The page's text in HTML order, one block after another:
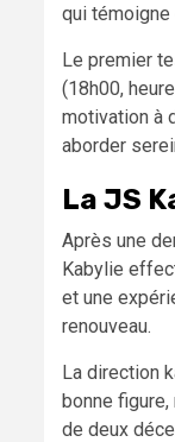
qui
Le premier
(18h00,
motivation à
aborder
La JS
Après une
Kabylie
et une
renouveau.
La direction
bonne
de deux